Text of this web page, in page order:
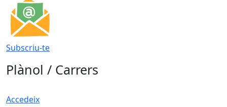
Subscriu-te
Plànol / Carrers
Accedeix